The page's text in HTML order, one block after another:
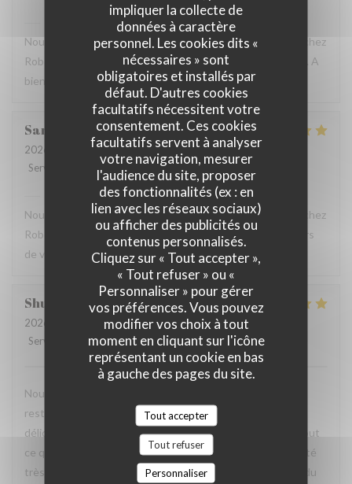
impliquer la collecte de
données à caractère
personnel. Les cookies dits «
nécessaires » sont
obligatoires et installés par
défaut. D'autres cookies
facultatifs nécessitent votre
consentement. Ces cookies
facultatifs servent à analyser
votre navigation, mesurer
l'audience du site, proposer
des fonctionnalités (ex : en
lien avec les réseaux sociaux)
ou afficher des publicités ou
contenus personnalisés.
Cliquez sur « Tout accepter »,
« Tout refuser » ou «
Personnaliser » pour gérer
vos préférences. Vous pouvez
modifier vos choix à tout
moment en cliquant sur l'icône
représentant un cookie en bas
à gauche des pages du site.
Tout accepter
Tout refuser
Personnaliser
Robert et Louisea répondu à cet avis
Nous sommes ravis que vous ayez passé un bon moment chez
Robert et Louise, Et vous remercions pour votre message. A
bientôt ?
Sam
2026-07-17
- 17:45 - Couverts 2
Service
Ambiance : 5/5 Cuisine: 5/5 Qualité / Prix
Robert et Louisea répondu à cet avis
Nous sommes ravis que vous ayez passé un bon moment chez
Robert et Louise, que nous serons heureux de rééditer lors
de votre prochain passage.
Shunkuei C
2026-07-16
- 19:30 - Couverts 2
Service
Ambiance: 5/5 Cuisine:5/5 Qualité / Prix
Nous avons passé une excellente soirée dans votre
restaurant lors de notre voyage à Paris. Les plats étaient
délicieux, parfaitement présentés et pleins de saveurs. Tout
ce que nous avons commandé était excellent. L’équipe a été
très accueillante, souriante et attentionnée tout au long du